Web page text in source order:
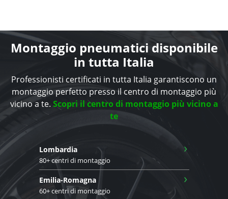
Montaggio pneumatici disponibile
in tutta Italia
Professionisti certificati in tutta Italia garantiscono un
montaggio perfetto presso il centro di montaggio più
vicino a te. Scopri il centro di montaggio più vicino a
te
Lombardia
80+ centri di montaggio
›
Emilia-Romagna
60+ centri di montaggio
›